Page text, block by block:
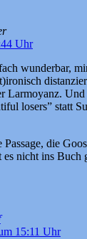
Uhr
wunderbar,
Larmoyanz. Und
losers” statt
die
nicht ins Buch
15:11 Uhr